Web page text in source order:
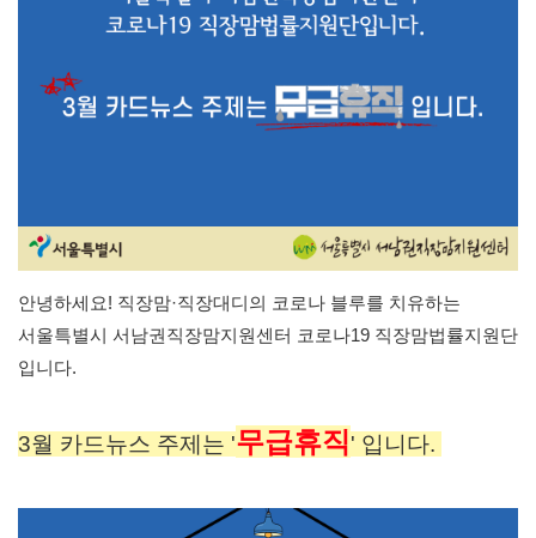
안녕하세요! 직장맘·직장대디의 코로나 블루를 치유하는
서울특별시 서남권직장맘지원센터 코로나19 직장맘법률지원단
입니다.
3월 카드뉴스 주제는 '무급휴직' 입니다.